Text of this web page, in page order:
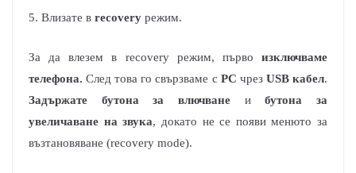
5. Влизате в recovery режим.
За да влезем в recovery режим, първо изключваме
телефона. След това го свързваме с PC чрез USB кабел.
Задържате бутона за влючване ибутона за
увеличаване на звука, докато не се появи менюто за
възтановяване (recovery mode).